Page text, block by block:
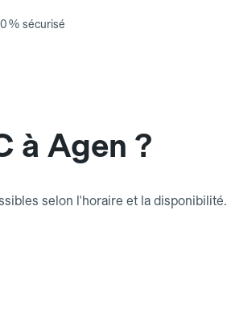
% sécurisé
à Agen ?
selon l'horaire et la disponibilité.